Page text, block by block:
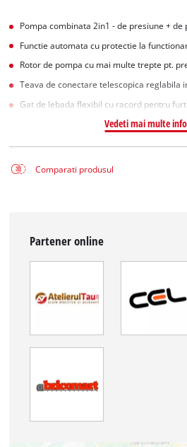
Pompa combinata 2in1 - de presiune +
Functie automata cu protectie la
Rotor de pompa cu mai multe trepte pt.
Teava de conectare telescopica reglabila
Gat de lebada flexibil cu racord pentru
Vedeti mai multe
Comparati produsul
Partener online